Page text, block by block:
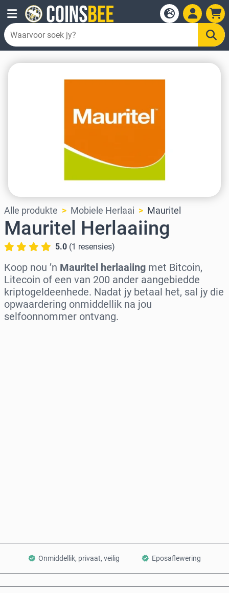
Alle produkte Mobiele Herlaai Mauritel
Mauritel Herlaaiing
5.0 (1 resensies)
Koop nou ’n Mauritel herlaaiing met Bitcoin,
Litecoin of een van 200 ander aangebiedde
kriptogeldeenhede. Nadat jy betaal het, sal jy die
opwaardering onmiddellik na jou
selfoonnommer ontvang.
Onmiddellik, privaat, veilig Eposaflewering